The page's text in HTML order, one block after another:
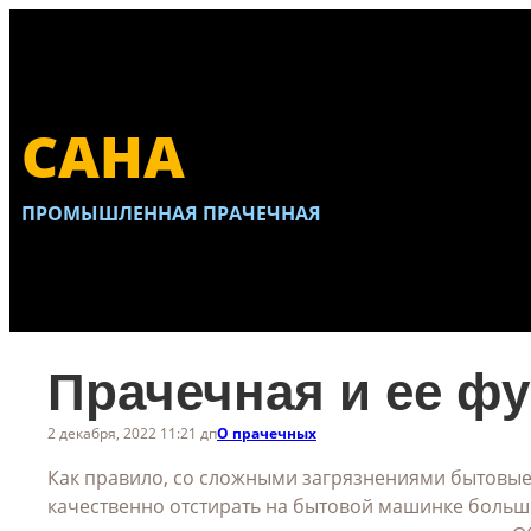
САНА
ПРОМЫШЛЕННАЯ ПРАЧЕЧНАЯ
Прачечная и ее
2 декабря, 2022 11:21 дпО прачечных
Как правило, со сложными загрязнениями
качественно отстирать на бытовой машинке